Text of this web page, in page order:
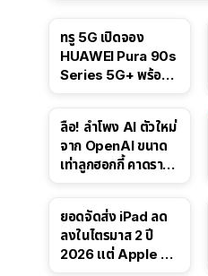
ทรู 5G เปิดจอง
HUAWEI Pura 90s
Series 5G+ พร้อม
ลือ! ลำโพง AI ตัวใหม่
จาก OpenAI ขนาด
เท่าลูกฮอกกี้ คาดราคา
ยอดจัดส่ง iPad ลด
ลงในไตรมาส 2 ปี
2026 แต่ Apple ยัง